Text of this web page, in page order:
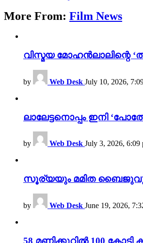
More From: Film News
വിസ്മയ മോഹൻലാലിന്റെ
by Web Desk July 10, 2026,
ലാലേട്ടനൊപ്പം ഇനി
by Web Desk July 3, 2026, 6:09
സൂര്യയും മമിത ബൈജുവും
by Web Desk June 19, 2026,
58 മണിക്കൂറിൽ 100